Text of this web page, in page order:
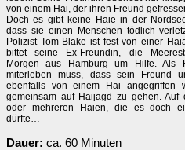
von einem Hai, der ihren Freund
Doch es gibt keine Haie in der
dass sie einen Menschen tödlich
Polizist Tom Blake ist fest von einer
bittet seine Ex-Freundin, die
Morgen aus Hamburg um Hilfe. Als
miterleben muss, dass sein Freund
ebenfalls von einem Hai angegriffen
gemeinsam auf Haijagd zu gehen. Auf
oder mehreren Haien, die es doch
dürfte…
Dauer: ca. 60 Minuten